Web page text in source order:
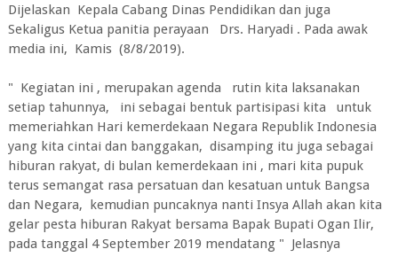
Dijelaskan Kepala Cabang Dinas Pendidikan dan juga
Sekaligus Ketua panitia perayaan Drs. Haryadi . Pada awak
media ini, Kamis (8/8/2019).
" Kegiatan ini , merupakan agenda rutin kita laksanakan
setiap tahunnya, ini sebagai bentuk partisipasi kita untuk
memeriahkan Hari kemerdekaan Negara Republik Indonesia
yang kita cintai dan banggakan, disamping itu juga sebagai
hiburan rakyat, di bulan kemerdekaan ini , mari kita pupuk
terus semangat rasa persatuan dan kesatuan untuk Bangsa
dan Negara, kemudian puncaknya nanti Insya Allah akan kita
gelar pesta hiburan Rakyat bersama Bapak Bupati Ogan Ilir,
pada tanggal 4 September 2019 mendatang " Jelasnya